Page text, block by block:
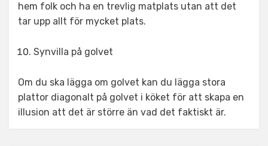
hem folk och ha en trevlig matplats utan att det
tar upp allt för mycket plats.
Synvilla på golvet
Om du ska lägga om golvet kan du lägga stora
plattor diagonalt på golvet i köket för att skapa en
illusion att det är större än vad det faktiskt är.